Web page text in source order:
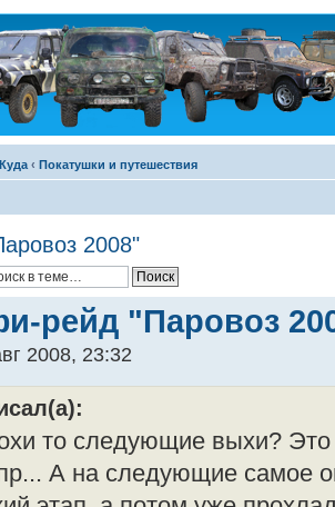
Куда ‹ Покатушки и путешествия
2008"
рейд "Паровоз
2008, 23:32
то следующие выхи? Это
А на следующие самое